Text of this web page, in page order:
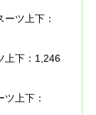
ツ上下：
上下：1,246
上下：